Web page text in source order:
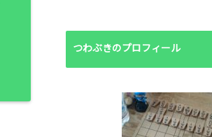
つわぶきのプロフィール